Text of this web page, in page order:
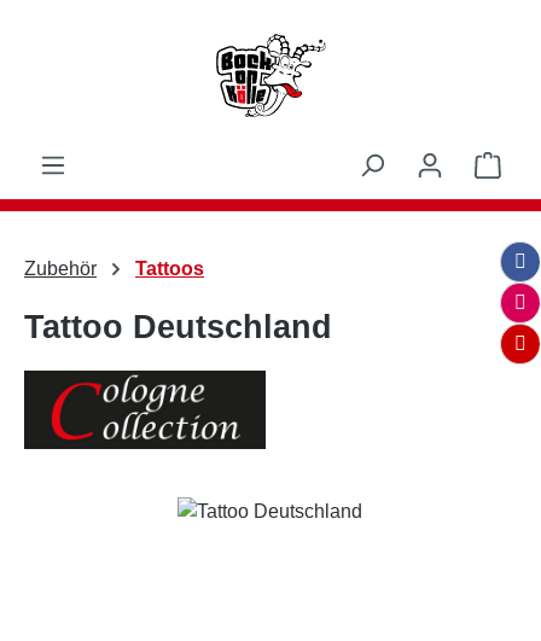
Zubehör Tattoos
Tattoo Deutschland
Bildergalerie überspringen